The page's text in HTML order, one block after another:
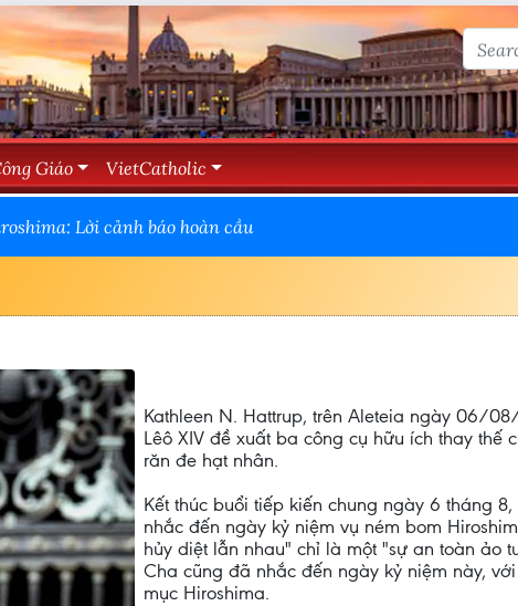
Giáo VietCatholic
Lời cảnh báo hoàn cầu
Kathleen N. Hattrup, trên Aleteia ngày 06/
Lêô XIV đề xuất ba công cụ hữu ích thay thế
răn đe hạt nhân.
Kết thúc buổi tiếp kiến chung ngày 6 tháng
nhắc đến ngày kỷ niệm vụ ném bom
hủy diệt lẫn nhau" chỉ là một "sự an toàn ảo
Cha cũng đã nhắc đến ngày kỷ niệm này,
mục Hiroshima.